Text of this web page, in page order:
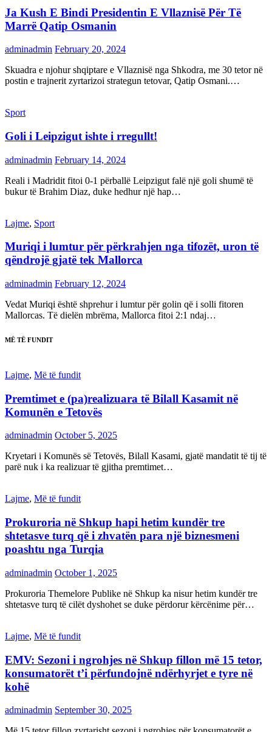
Ja Kush E Bindi Presidentin E Vllaznisë Për Të
Marrë Qatip Osmanin
adminadmin February 20, 2024
Skuadra e njohur shqiptare e Vllaznisë nga Shkodra, me 30 tetor në
postin e trajnerit zyrtarizoi strategun tetovar, Qatip Osmani.…
Sport
Goli i Leipzigut ishte i rregullt!
adminadmin February 14, 2024
Reali i Madridit fitoi 0-1 përballë Leipzigut falë një goli shumë të
bukur të Brahim Diaz, duke hedhur një hap…
Lajme, Sport
Muriqi i lumtur për përkrahjen nga tifozët, uron të
qëndrojë gjatë tek Mallorca
adminadmin February 12, 2024
Vedat Muriqi është shprehur i lumtur për golin që i solli fitoren
Mallorcas. Të dielën mbrëma, Mallorca fitoi 2:1 ndaj…
MË TË FUNDIT
Lajme, Më të fundit
Premtimet e (pa)realizuara të Bilall Kasamit në
Komunën e Tetovës
adminadmin October 5, 2025
Kryetari i Komunës së Tetovës, Bilall Kasami, gjatë mandatit të tij të
parë nuk i ka realizuar të gjitha premtimet…
Lajme, Më të fundit
Prokuroria në Shkup hapi hetim kundër tre
shtetasve turq që i zhvatën para një biznesmeni
poashtu nga Turqia
adminadmin October 1, 2025
Prokuroria Themelore Publike në Shkup ka nisur hetim kundër tre
shtetasve turq të cilët dyshohet se duke përdorur kërcënime për…
Lajme, Më të fundit
EMV: Sezoni i ngrohjes në Shkup fillon më 15 tetor,
konsumatorët t’i përfundojnë ndërhyrjet e tyre në
kohë
adminadmin September 30, 2025